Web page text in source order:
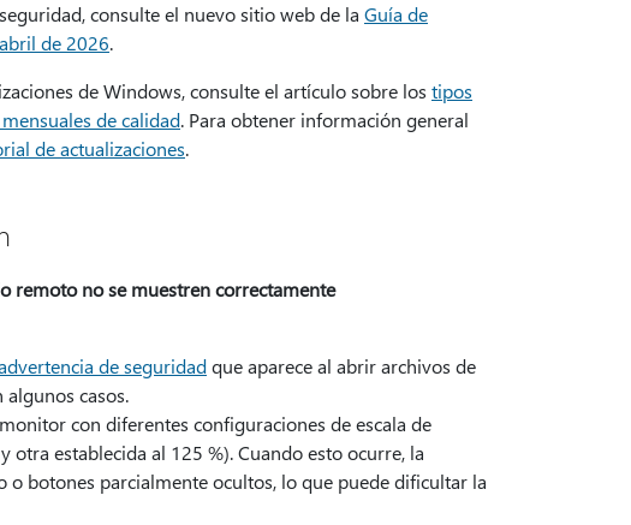
consulte el nuevo sitio web de la Guía de
de 2026.
de Windows, consulte el artículo sobre los tipos
de calidad. Para obtener información general
de actualizaciones.
remoto no se muestren correctamente
de seguridadque aparece al abrir archivos de
casos.
con diferentes configuraciones de escala de
establecida al 125 %). Cuando esto ocurre, la
botones parcialmente ocultos, lo que puede dificultar la